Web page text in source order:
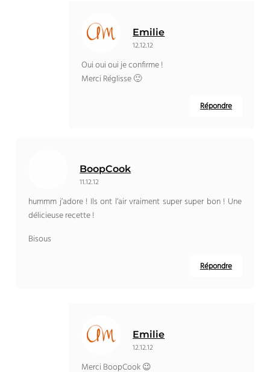
Emilie
12.12.12
Oui oui oui je confirme !
Merci Réglisse 🙂
Répondre
BoopCook
11.12.12
hummm j’adore ! Ils ont l’air vraiment super super bon ! Une
délicieuse recette !
Bisous
Répondre
Emilie
12.12.12
Merci BoopCook 😉